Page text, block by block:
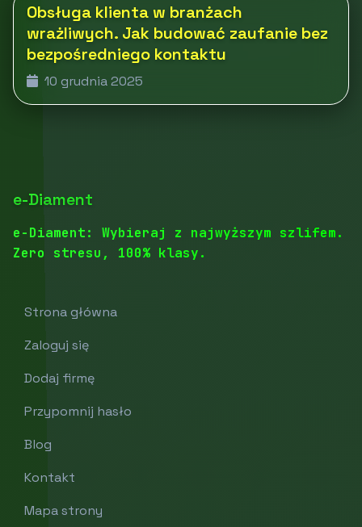
Obsługa klienta w branżach
wrażliwych. Jak budować zaufanie bez
bezpośredniego kontaktu
10 grudnia 2025
e-Diament
e-Diament: Wybieraj z najwyższym szlifem.
Zero stresu, 100% klasy.
Strona główna
Zaloguj się
Dodaj firmę
Przypomnij hasło
Blog
Kontakt
Mapa strony